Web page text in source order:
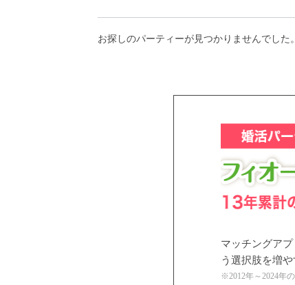
お探しのパーティーが見つかりませんでした。
マッチングア
う選択肢を増
※2012年～2024年